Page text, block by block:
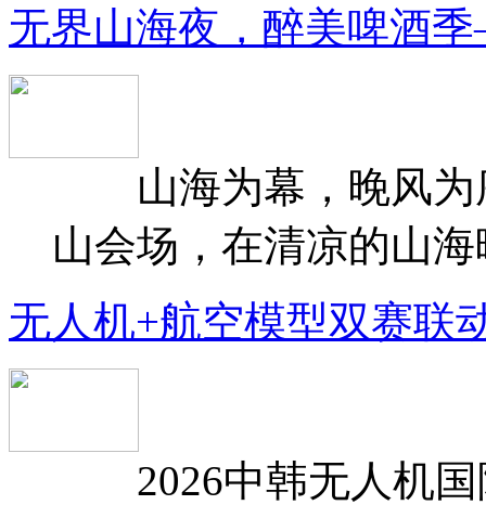
无界山海夜，醉美啤酒
山海为幕，晚风为
山会场，在清凉的山
无人机+航空模型双赛联
2026中韩无人机国